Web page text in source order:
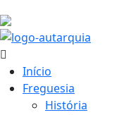
Início
Freguesia
História